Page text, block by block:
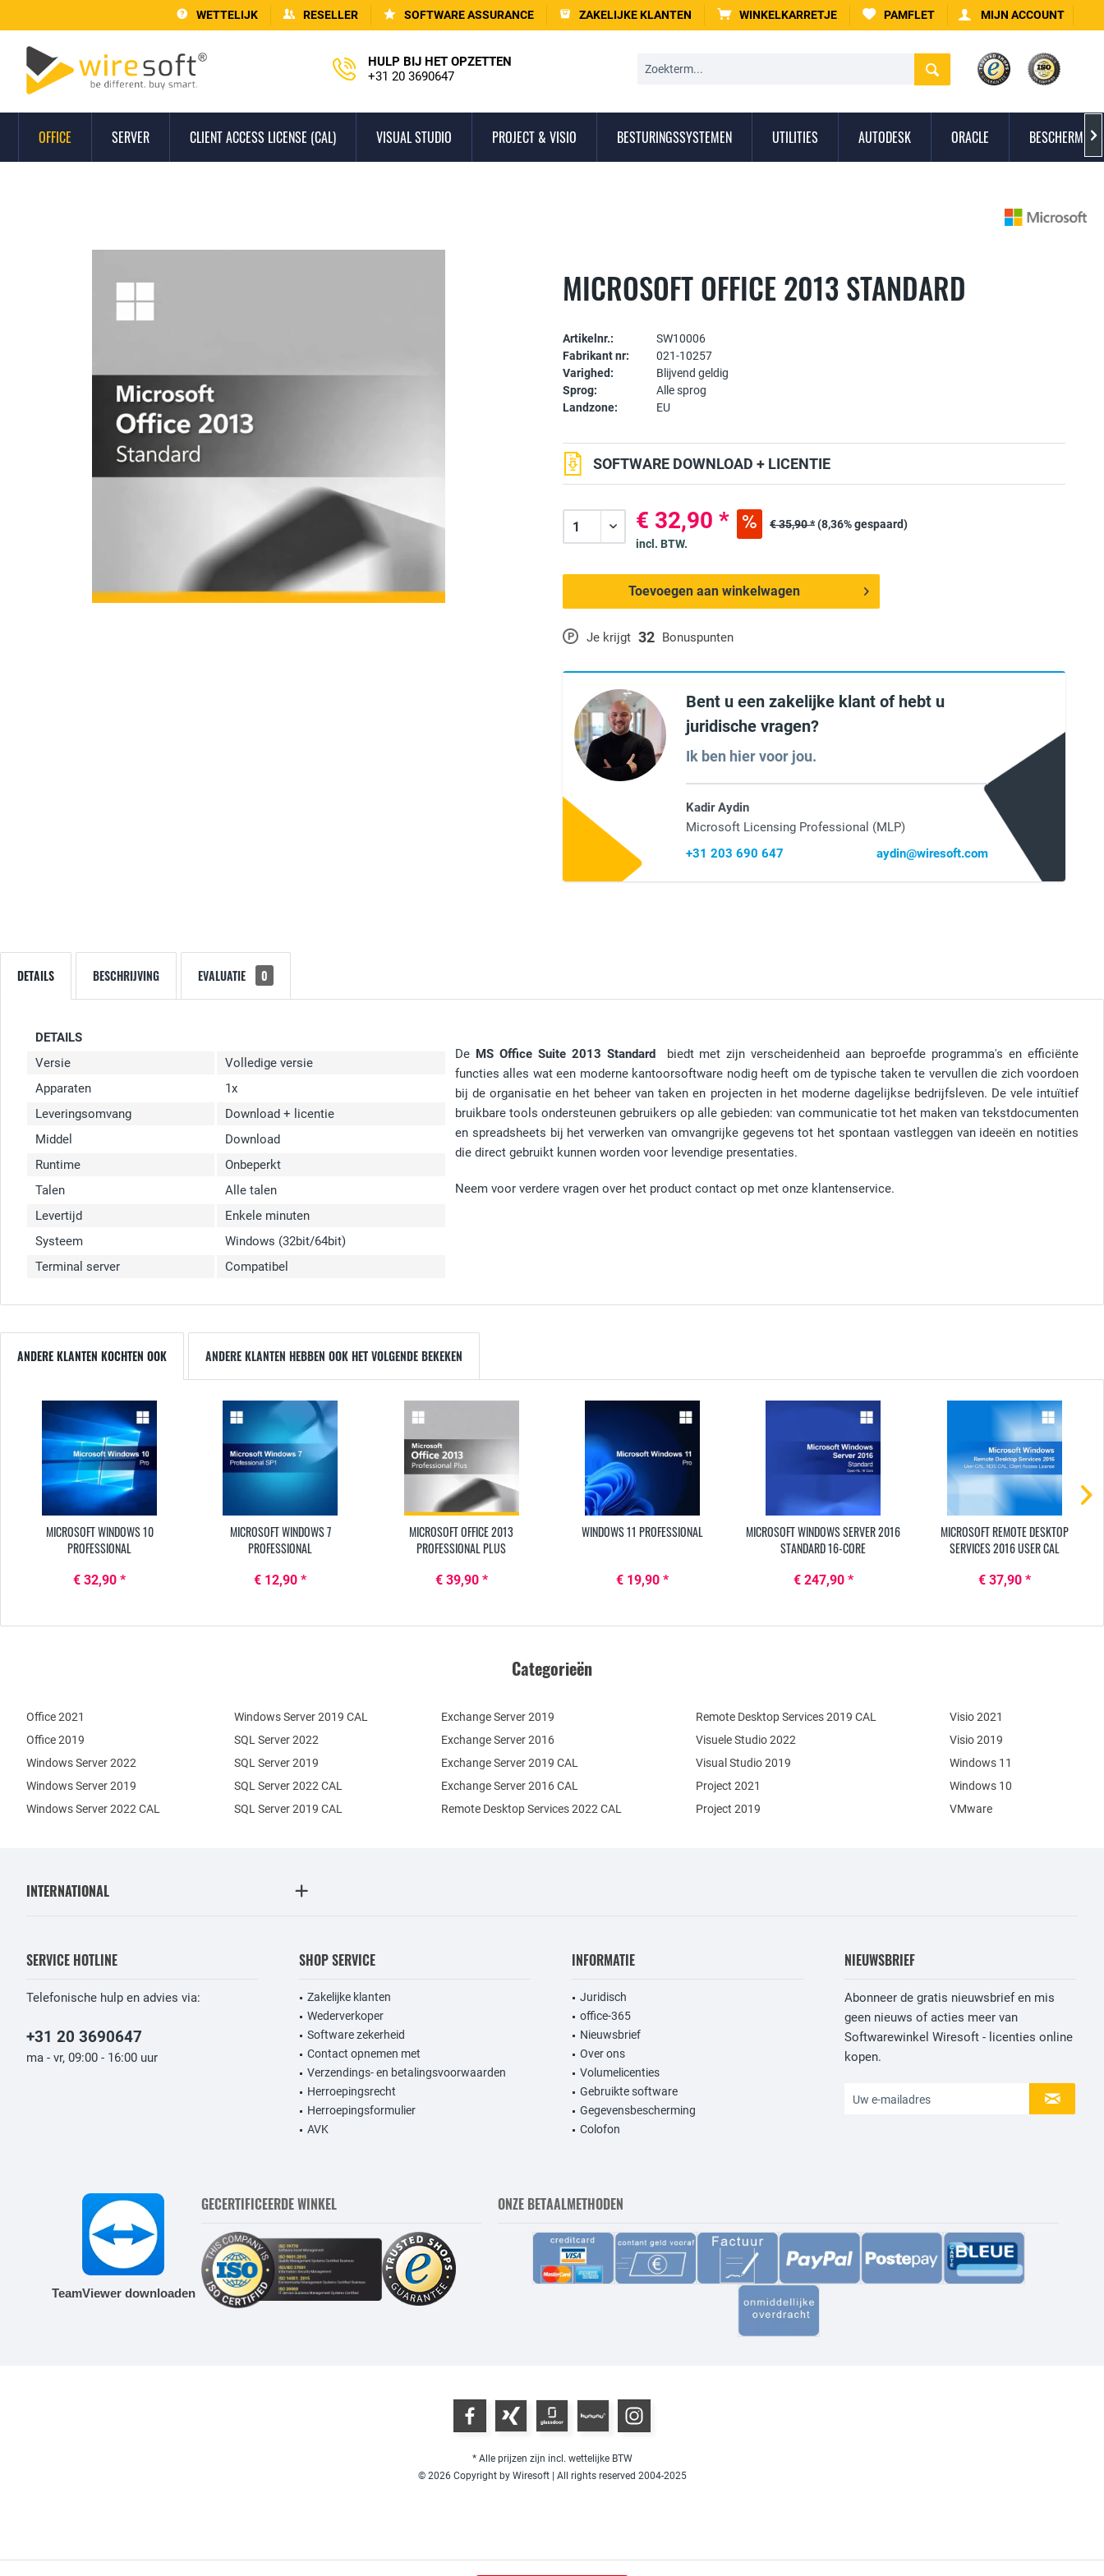
WETTELIJK RESELLER SOFTWARE ASSURANCE ZAKELIJKE KLANTEN WINKELKARRETJE PAMFLET MIJN ACCOUNT
HULP BIJ HET OPZETTEN
+31 20 3690647
OFFICE SERVER CLIENT ACCESS LICENSE (CAL) VISUAL STUDIO PROJECT & VISIO BESTURINGSSYSTEMEN UTILITIES AUTODESK ORACLE 
MICROSOFT OFFICE 2013 STANDARD
Artikelnr.:
SW10006
Fabrikant nr:
021-10257
Varighed:
Blijvend geldig
Sprog:
Alle sprog
Landzone:
EU
P Je krijgt 32 Bonuspunten
SOFTWARE DOWNLOAD + LICENTIE
€ 32,90 * € 35,90 *(8,36% gespaard)
incl. BTW.
Toevoegen aan winkelwagen
Bent u een zakelijke klant of hebt u
juridische vragen?
Ik ben hier voor jou.
Kadir Aydin
Microsoft Licensing Professional (MLP)
+31 203 690 647
aydin@wiresoft.com
DETAILS BESCHRIJVING EVALUATIE 0
DETAILS
Versie
Volledige versie
Apparaten
1x
Leveringsomvang
Download + licentie
Middel
Download
Runtime
Onbeperkt
Talen
Alle talen
Levertijd
Enkele minuten
Systeem
Windows (32bit/64bit)
Terminal server
Compatibel
De MS Office Suite 2013 Standardbiedt met zijn verscheidenheid aan beproefde programma's en efficiënte
functies alles wat een moderne kantoorsoftware nodig heeft om de typische taken te vervullen die zich voordoen
bij de organisatie en het beheer van taken en projecten in het moderne dagelijkse bedrijfsleven. De vele intuïtief
bruikbare tools ondersteunen gebruikers op alle gebieden: van communicatie tot het maken van tekstdocumenten
en spreadsheets bij het verwerken van omvangrijke gegevens tot het spontaan vastleggen van ideeën en notities
die direct gebruikt kunnen worden voor levendige presentaties.
Neem voor verdere vragen over het product contact op met onze klantenservice.
ANDERE KLANTEN KOCHTEN OOK ANDERE KLANTEN HEBBEN OOK HET VOLGENDE BEKEKEN
MICROSOFT WINDOWS 10
PROFESSIONAL
€ 32,90 *
MICROSOFT WINDOWS 7
PROFESSIONAL
€ 12,90 *
MICROSOFT OFFICE 2013
PROFESSIONAL PLUS
€ 39,90 *
WINDOWS 11 PROFESSIONAL
€ 19,90 *
MICROSOFT WINDOWS SERVER 2016
STANDARD 16-CORE
€ 247,90 *
MICROSOFT REMOTE DESKTOP
SERVICES 2016 USER CAL
€ 37,90 *
Categorieën
Office 2021
Office 2019
Windows Server 2022
Windows Server 2019
Exchange Server 2019
Exchange Server 2016
SQL Server 2022
SQL Server 2019
Windows Server 2022 CAL
Windows Server 2019 CAL
SQL Server 2022 CAL
SQL Server 2019 CAL
Remote Desktop Services 2022 CAL
Remote Desktop Services 2019 CAL
Exchange Server 2019 CAL
Exchange Server 2016 CAL
Visuele Studio 2022
Visual Studio 2019
Project 2021
Project 2019
Visio 2021
Visio 2019
Windows 11
Windows 10
VMware
INTERNATIONAL
SERVICE HOTLINE
Telefonische hulp en advies via:
+31 20 3690647
ma - vr, 09:00 - 16:00 uur
SHOP SERVICE
Zakelijke klanten
Wederverkoper
Software zekerheid
Contact opnemen met
Verzendings- en betalingsvoorwaarden
Herroepingsrecht
Herroepingsformulier
AVK
INFORMATIE
Juridisch
office-365
Nieuwsbrief
Over ons
Volumelicenties
Gebruikte software
Gegevensbescherming
Colofon
NIEUWSBRIEF
Abonneer de gratis nieuwsbrief en mis
geen nieuws of acties meer van
Softwarewinkel Wiresoft - licenties online
kopen.
TeamViewer downloaden
GECERTIFICEERDE WINKEL ONZE BETAALMETHODEN
* Alle prijzen zijn incl. wettelijke BTW
© 2026 Copyright by Wiresoft | All rights reserved 2004-2025